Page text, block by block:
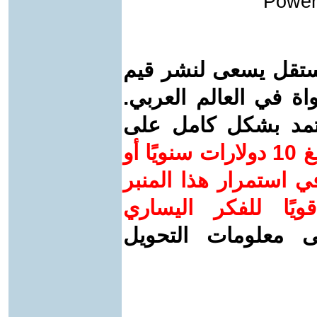
يسعى لنشر قيم
في العالم العربي.
بشكل كامل على
ساهم/ي معنا! بدعمكم بمبلغ 10 دولارات سنويًا أو
استمرار هذا المنبر
للفكر اليساري
معلومات التحويل